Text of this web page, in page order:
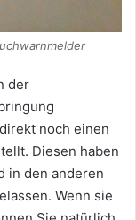
der
noch einen
Diesen haben
in den anderen
Wenn sie